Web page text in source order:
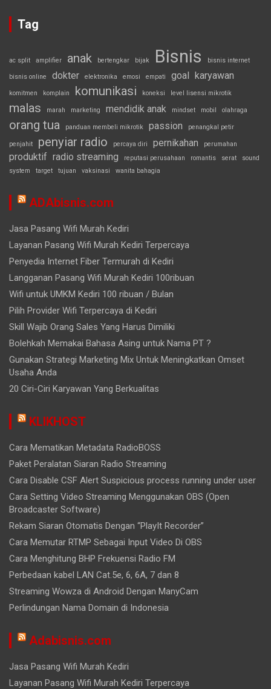
Tag
ac split amplifier anak bertengkar bijak Bisnis bisnis internet
bisnis online dokter elektronika emosi empati goal karyawan
komitmen komplain komunikasi koneksi level lisensi mikrotik
malas marah marketing mendidik anak mindset mobil olahraga
orang tua panduan membeli mikrotik passion penangkal petir
penjahit penyiar radio percaya diri pernikahan perumahan
produktif radio streaming reputasi perusahaan romantis serat
sound
system
target tujuan vaksinasi wanita bahagia
ADAbisnis.com
Jasa Pasang Wifi Murah Kediri
Layanan Pasang Wifi Murah Kediri Terpercaya
Penyedia Internet Fiber Termurah di Kediri
Langganan Pasang Wifi Murah Kediri 100ribuan
Wifi untuk UMKM Kediri 100 ribuan / Bulan
Pilih Provider Wifi Terpercaya di Kediri
Skill Wajib Orang Sales Yang Harus Dimiliki
Bolehkah Memakai Bahasa Asing untuk Nama PT ?
Gunakan Strategi Marketing Mix Untuk Meningkatkan Omset
Usaha Anda
20 Ciri-Ciri Karyawan Yang Berkualitas
KLIKHOST
Cara Mematikan Metadata RadioBOSS
Paket Peralatan Siaran Radio Streaming
Cara Disable CSF Alert Suspicious process running under user
Cara Setting Video Streaming Menggunakan OBS (Open
Broadcaster Software)
Rekam Siaran Otomatis Dengan “PlayIt Recorder”
Cara Memutar RTMP Sebagai Input Video Di OBS
Cara Menghitung BHP Frekuensi Radio FM
Perbedaan kabel LAN Cat.5e, 6, 6A, 7 dan 8
Streaming Wowza di Android Dengan ManyCam
Perlindungan Nama Domain di Indonesia
Adabisnis.com
Jasa Pasang Wifi Murah Kediri
Layanan Pasang Wifi Murah Kediri Terpercaya